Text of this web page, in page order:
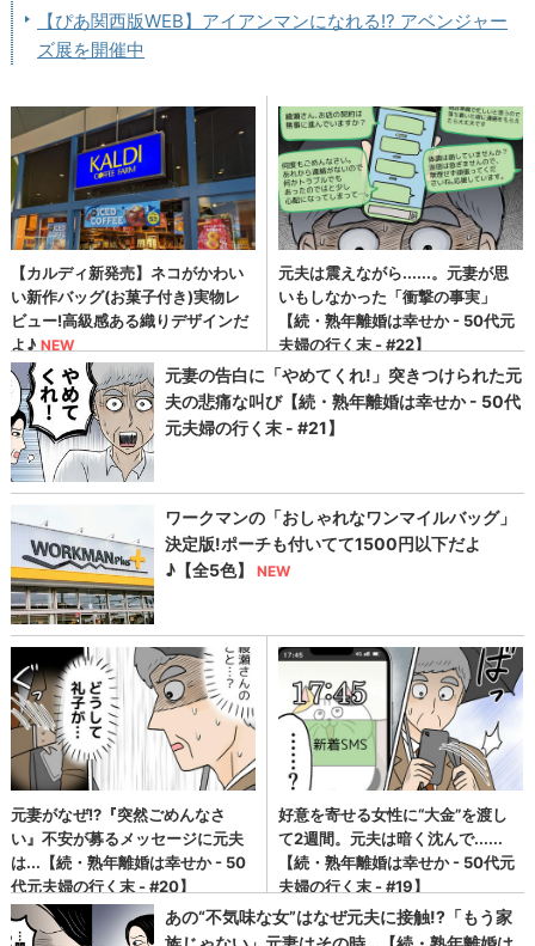
【ぴあ関西版WEB】アイアンマンになれる!? アベンジャー
ズ展を開催中